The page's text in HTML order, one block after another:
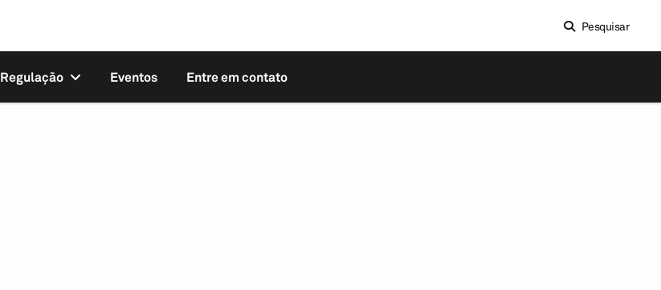
Pesquisar
Regulação Eventos Entre em contato